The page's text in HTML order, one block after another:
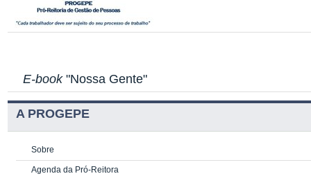
E-book"Nossa Gente"
A PROGEPE
Sobre
Agenda da Pró-Reitora